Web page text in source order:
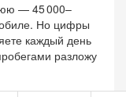
— 45 000–
Но цифры
каждый день
разложу